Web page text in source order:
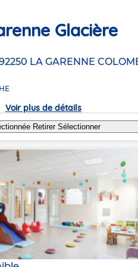
Glacière
LA GARENNE
Voir plus de détails
RetirerSélectionner